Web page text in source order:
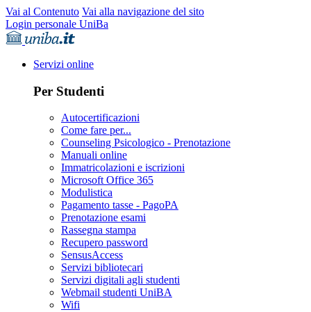
Vai al Contenuto Vai alla navigazione del sito
Login personale UniBa
Servizi online
Per Studenti
Autocertificazioni
Come fare per...
Counseling Psicologico - Prenotazione
Manuali online
Immatricolazioni e iscrizioni
Microsoft Office 365
Modulistica
Pagamento tasse - PagoPA
Prenotazione esami
Rassegna stampa
Recupero password
SensusAccess
Servizi bibliotecari
Servizi digitali agli studenti
Webmail studenti UniBA
Wifi